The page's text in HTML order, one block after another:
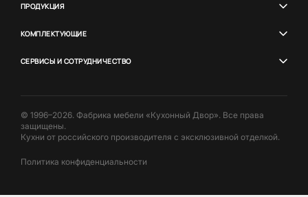
ПРОДУКЦИЯ
КОМПЛЕКТУЮЩИЕ
СЕРВИСЫ И СОТРУДНИЧЕСТВО
© 1996–2026. Фабрика мебели «Кухонный Двор». Все права
защищены.
Кухни от российского производителя с эксклюзивной отделкой.
Политика конфиденциальности